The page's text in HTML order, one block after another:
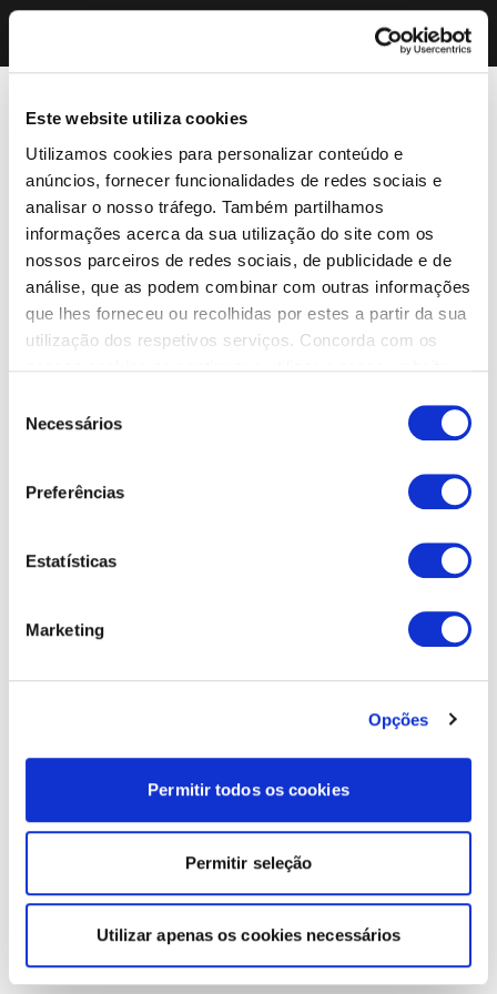
Este website utiliza cookies
Utilizamos cookies para personalizar conteúdo e
anúncios, fornecer funcionalidades de redes sociais e
analisar o nosso tráfego. Também partilhamos
informações acerca da sua utilização do site com os
nossos parceiros de redes sociais, de publicidade e de
análise, que as podem combinar com outras informações
que lhes forneceu ou recolhidas por estes a partir da sua
utilização dos respetivos serviços. Concorda com os
Necessários
Preferências
Estatísticas
Marketing
Opções
Permitir todos os cookies
Permitir seleção
Utilizar apenas os cookies necessários